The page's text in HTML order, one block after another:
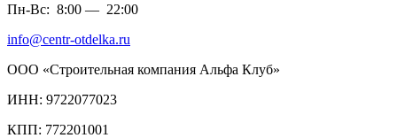
Пн-Вс: 8:00 — 22:00
info@centr-otdelka.ru
ООО «Строительная компания Альфа Клуб»
ИНН: 9722077023
КПП: 772201001